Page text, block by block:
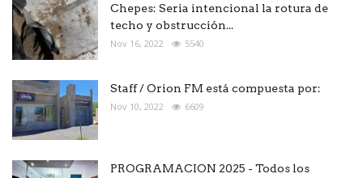
Chepes: Seria intencional la rotura de
techo y obstrucción...
Nov 16, 2022 5540
Staff / Orion FM está compuesta por:
Nov 10, 2022 6609
PROGRAMACION 2025 - Todos los